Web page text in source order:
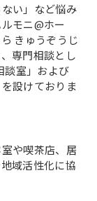
い」など悩み
モニ@ホー
きゅうぞうじ
専門相談とし
談室」および
設けておりま
や喫茶店、居
域活性化に協